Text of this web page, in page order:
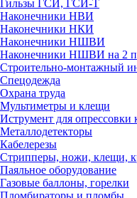
Гильзы ГСИ, ГСИ-Т
Наконечники НВИ
Наконечники НКИ
Наконечники НШВИ
Наконечники НШВИ на 2
Строительно-монтажный
Спецодежда
Охрана труда
Мультиметры и клещи
Иструмент для опрессовки
Металлодетекторы
Кабелерезы
Стрипперы, ножи, клещи,
Паяльное оборудование
Газовые баллоны, горелки
Пломбираторы и пломбы